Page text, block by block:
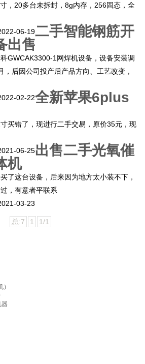
，20多台未拆封，8g内存，256固态，全
06-19二手智能钢筋开
出售
GWCAK3300-1网焊机设备，设备安装调
，后因公司投产后产品方向、工艺改变，
02-22全新苹果6plus
买错了，现进行二手交易，原价35元，现
06-25出售二手光氧催
机
了这台设备，后来因为地方太小装不下，
，有意者平联系
03-23
总:7 1 1/1